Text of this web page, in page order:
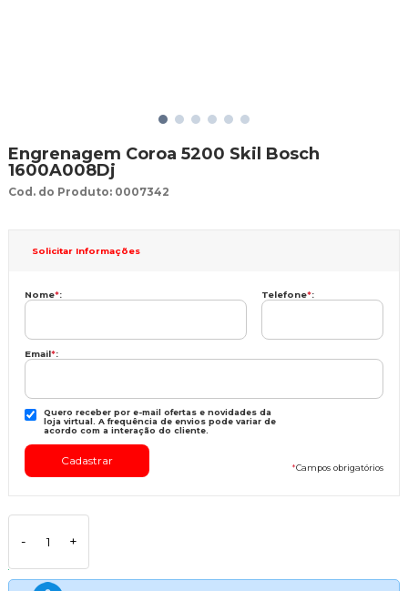
Engrenagem Coroa 5200 Skil Bosch
1600A008Dj
Cod. do Produto: 0007342
Solicitar Informações
Nome*: Telefone*:
Email*:
Quero receber por e-mail ofertas e novidades da
loja virtual. A frequência de envios pode variar de
acordo com a interação do cliente.
*Campos obrigatórios
- +